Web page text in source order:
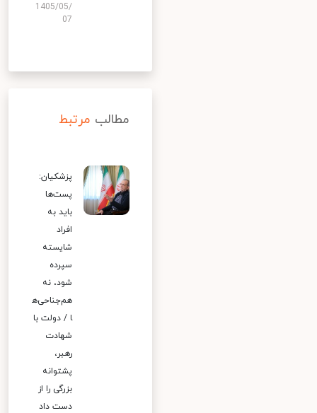
1405/05/
07
مطالب مرتبط
پزشکیان:
پست‌ها
باید به
افراد
شایسته
سپرده
شود، نه
هم‌جناحی‌ه
ا / دولت با
شهادت
رهبر،
پشتوانه
بزرگی را از
دست داد